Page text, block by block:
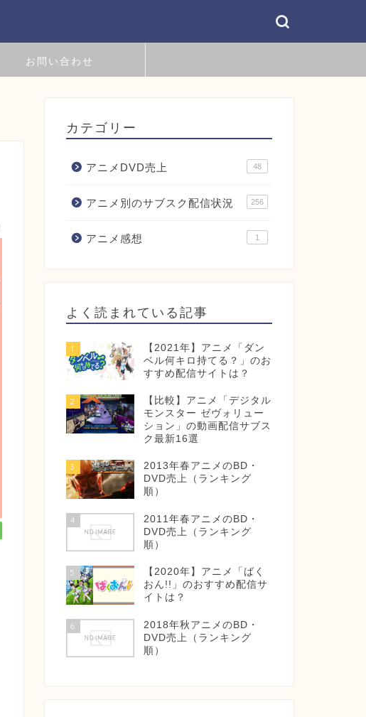
お問い合わせ
カテゴリー
アニメDVD売上 48
アニメ別のサブスク配信状況 256
アニメ感想 1
よく読まれている記事
1
【2021年】アニメ「ダン
ベル何キロ持てる？」のお
すすめ配信サイトは？
2
【比較】アニメ「デジタル
モンスター ゼヴォリュー
ション」の動画配信サブス
ク最新16選
3
2013年春アニメのBD・
DVD売上（ランキング
順）
4
2011年春アニメのBD・
DVD売上（ランキング
順）
5
【2020年】アニメ「ばく
おん!!」のおすすめ配信サ
イトは？
6
2018年秋アニメのBD・
DVD売上（ランキング
順）